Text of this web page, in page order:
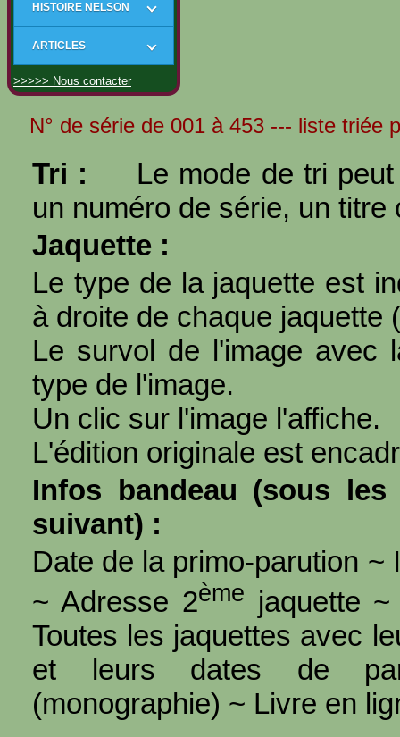
HISTOIRE NELSON
ARTICLES
>>>>> Nous contacter
N° de série de 001 à 453 --- liste triée
Tri :
Le mode de tri
un numéro de série, un titre
Jaquette :
Le type de la jaquette est
à droite de chaque jaquette (
Le survol de l'image avec
type de l'image.
Un clic sur l'image l'affiche.
L'édition originale est
Infos bandeau (sous
suivant) :
Date de la primo-parution ~
~ Adresse 2ème jaquette
Toutes les jaquettes avec
et leurs dates de
(monographie) ~ Livre en